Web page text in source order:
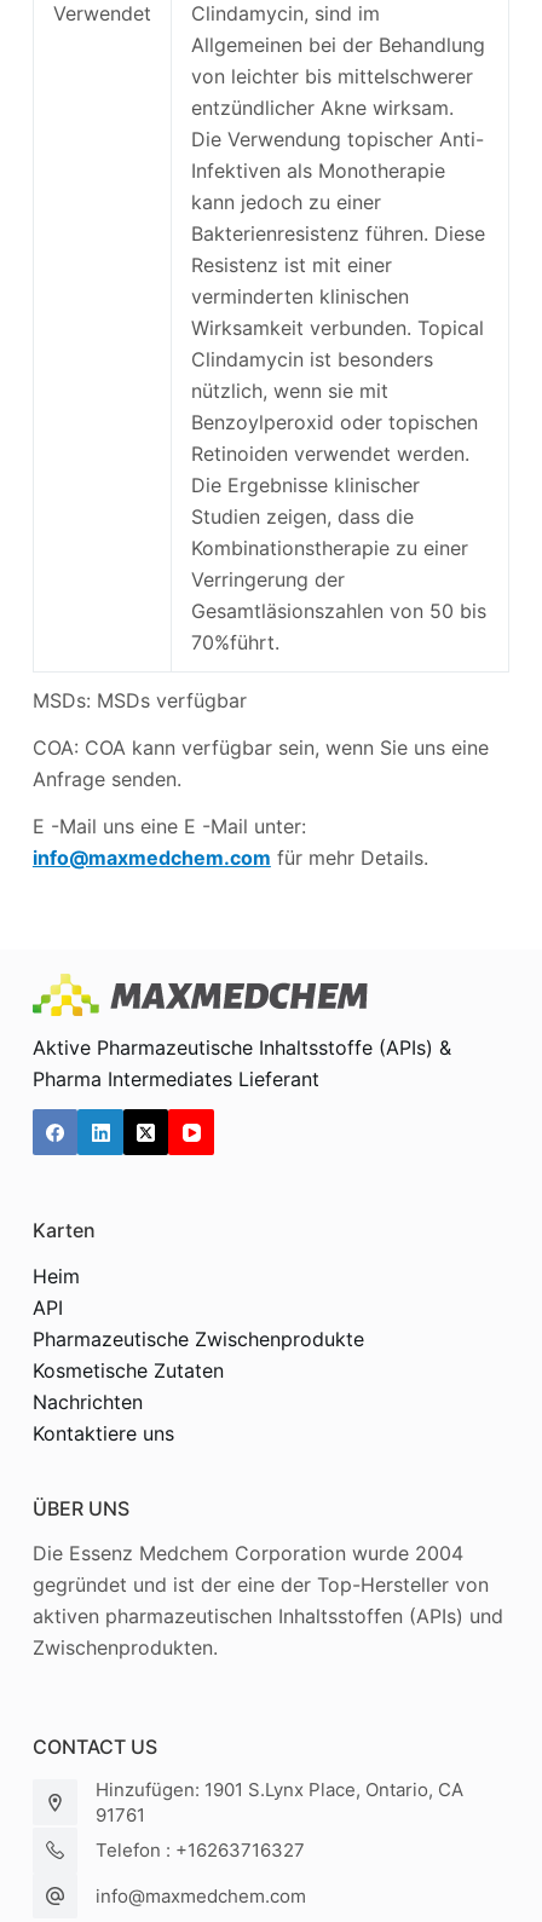
Verwendet
Clindamycin, sind im
Allgemeinen bei der Behandlung
von leichter bis mittelschwerer
entzündlicher Akne wirksam.
Die Verwendung topischer Anti-
Infektiven als Monotherapie
kann jedoch zu einer
Bakterienresistenz führen. Diese
Resistenz ist mit einer
verminderten klinischen
Wirksamkeit verbunden. Topical
Clindamycin ist besonders
nützlich, wenn sie mit
Benzoylperoxid oder topischen
Retinoiden verwendet werden.
Die Ergebnisse klinischer
Studien zeigen, dass die
Kombinationstherapie zu einer
Verringerung der
Gesamtläsionszahlen von 50 bis
70%führt.
MSDs: MSDs verfügbar
COA: COA kann verfügbar sein, wenn Sie uns eine
Anfrage senden.
E -Mail uns eine E -Mail unter:
info@maxmedchem.com für mehr Details.
Aktive Pharmazeutische Inhaltsstoffe (APIs) &
Pharma Intermediates Lieferant
Karten
Heim
API
Pharmazeutische Zwischenprodukte
Kosmetische Zutaten
Nachrichten
Kontaktiere uns
ÜBER UNS
Die Essenz Medchem Corporation wurde 2004
gegründet und ist der eine der Top-Hersteller von
aktiven pharmazeutischen Inhaltsstoffen (APIs) und
Zwischenprodukten.
CONTACT US
Hinzufügen: 1901 S.Lynx Place, Ontario, CA
91761
Telefon : +16263716327
info@maxmedchem.com